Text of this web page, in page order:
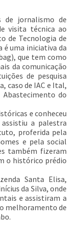
de jornalismo de
visita técnica ao
de Tecnologia de
é uma iniciativa da
que tem como
da comunicação
de pesquisa
caso de IAC e Ital,
Abastecimento do
e conheceu
a palestra
proferida pela
e pela social
também fizeram
o histórico prédio
Santa Elisa,
da Silva, onde
e assistiram a
melhoramento de